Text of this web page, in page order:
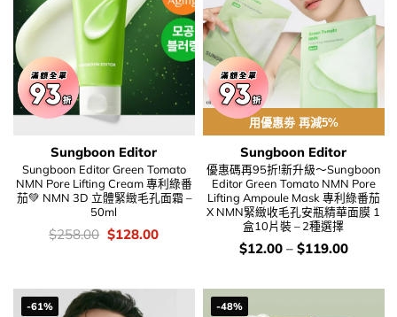
Sungboon Editor
Sungboon Editor Green Tomato
NMN Pore Lifting Cream 專利綠番
茄💚 NMN 3D 立體緊緻毛孔面霜 –
50ml
價
錢：
$258.00 Original
price
$128.00Current
用優惠劵 再減5%
Sungboon Editor
優惠碼再95折!新升級～Sungboon
Editor Green Tomato NMN Pore
Lifting Ampoule Mask 專利綠番茄
X NMN緊緻收毛孔安瓶精華面膜 1
盒10片裝 – 2種選擇
價
錢：
$12.00– $119.00
-61% -48%